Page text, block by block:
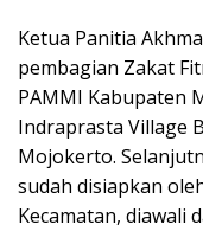
Ketua Panitia
pembagian Zakat
PAMMI Kabupaten
Indraprasta Village
Mojokerto.
sudah disiapkan
Kecamatan, diawali